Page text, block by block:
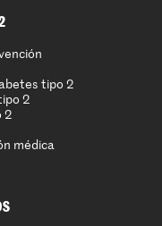
tipo 2
2
2
médica